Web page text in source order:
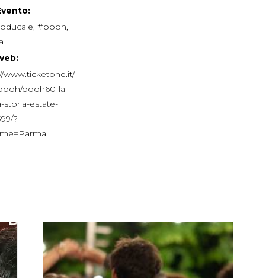
, #pooh,
www.ticketone.it/
pooh60-la-
storia-estate-
?